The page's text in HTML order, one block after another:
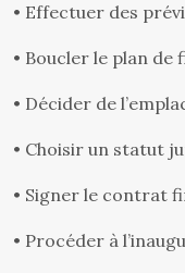
• Effectuer des
• Boucler le plan de
• Décider de
• Choisir un statut
• Signer le contrat
• Procéder à